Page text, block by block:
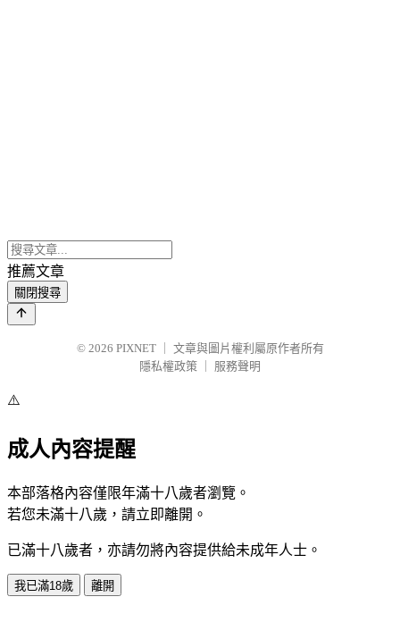
推薦文章
關閉搜尋
© 2026 PIXNET
文章與圖片權利屬原作者所有
隱私權政策
服務聲明
⚠️
成人內容提醒
本部落格內容僅限年滿十八歲者瀏覽。
若您未滿十八歲，請立即離開。
已滿十八歲者，亦請勿將內容提供給未成年人士。
我已滿18歲 離開